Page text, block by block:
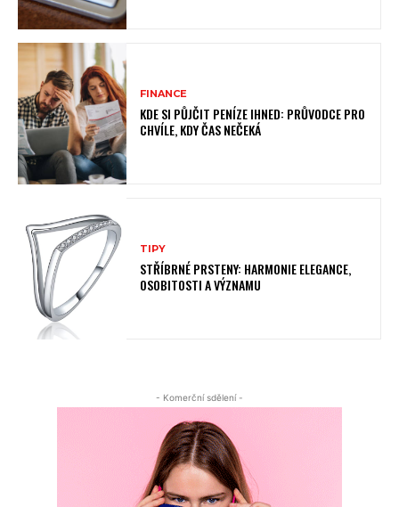
FINANCE
KDE SI PŮJČIT PENÍZE IHNED: PRŮVODCE PRO
CHVÍLE, KDY ČAS NEČEKÁ
TIPY
STŘÍBRNÉ PRSTENY: HARMONIE ELEGANCE,
OSOBITOSTI A VÝZNAMU
- Komerční sdělení -